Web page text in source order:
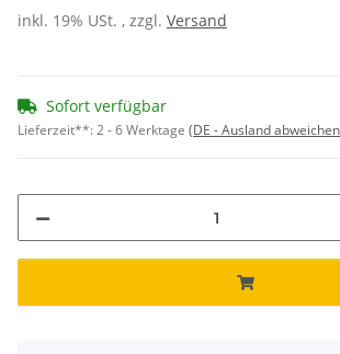
inkl. 19% USt. , zzgl. Versand
Sofort verfügbar
Lieferzeit**:2 - 6 Werktage (DE - Ausland